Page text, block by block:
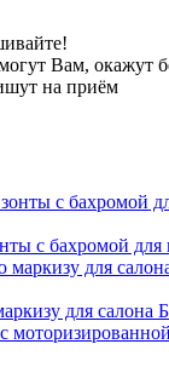
Вам, окажут
на приём
с бахромой для
для салона